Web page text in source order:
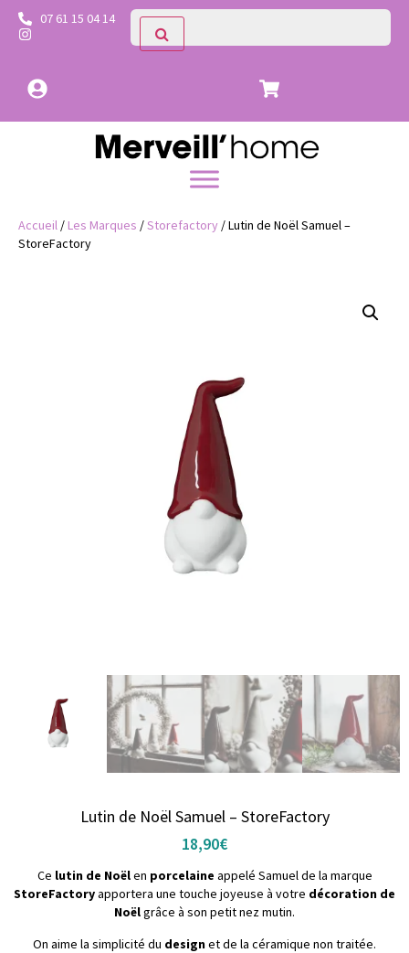
07 61 15 04 14
Accueil /Les Marques /Storefactory / Lutin de Noël Samuel –
StoreFactory
Lutin de Noël Samuel – StoreFactory
18,90€
Ce lutin de Noëlen porcelaine appelé Samuel de la marque
StoreFactoryapportera une touche joyeuse à votre décoration de
Noëlgrâce à son petit nez mutin.
On aime la simplicité du designet de la céramique non traitée.